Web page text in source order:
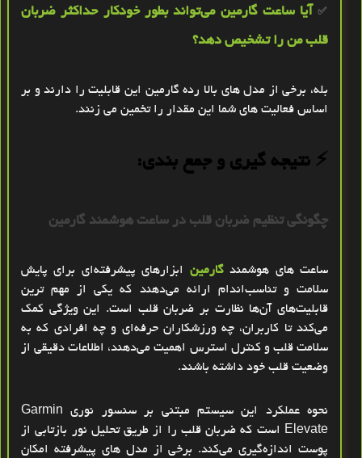
✅ آیا ساعت گارمین می‌تواند بطور خودکار حداکثر ضربان
قلب من را تشخیص دهد؟
بله، برخی از مدل‌ های بالا رده گارمین این قابلیت را دارند و بر
اساس فعالیت‌ های شما این مقدار را تخمین می‌ زنند.
⚡️ نتیجه‌ گیری و جمع‌ بندی:
چگونگی تنظیم ضربان قلب در ساعت هوشمند گارمین
ساعت‌ های هوشمند گارمین ابزارهای پیشرفته‌ای برای پایش
سلامت و تناسب‌اندام ارائه می‌دهند که یکی از مهم‌ ترین
قابلیت‌های آن‌ها نظارت بر ضربان قلب است. این ویژگی کمک
می‌کند تا کاربران، چه ورزشکاران حرفه‌ای و چه افرادی که به
سلامت قلب و کنترل استرس اهمیت می‌دهند، اطلاعات دقیقی از
وضعیت قلب خود داشته باشند.
نحوه عملکرد این سیستم مبتنی بر
سنسور نوری Garmin
Elevate است که ضربان قلب را از طریق تحلیل نور بازتابی از
پوست اندازه‌گیری می‌کند. برخی از مدل‌ های پیشرفته امکان